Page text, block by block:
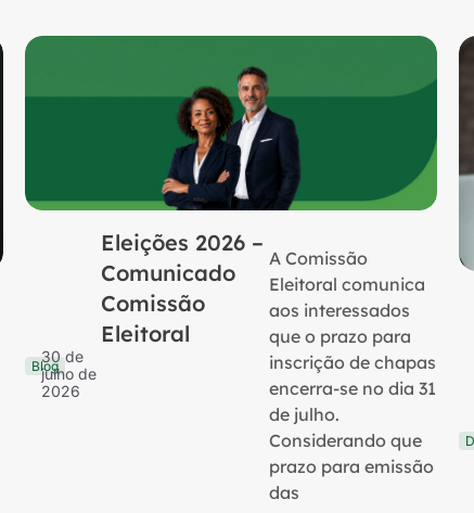
Blog
30 de
julho de
2026
Eleições 2026 –
Comunicado
Comissão
Eleitoral
A Comissão
Eleitoral comunica
aos interessados
que o prazo para
inscrição de chapas
encerra-se no dia 31
de julho.
Considerando que
prazo para emissão
das